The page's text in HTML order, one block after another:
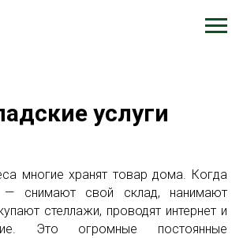
услуги
многие хранят товар дома. Когда
— снимают свой склад, нанимают
стеллажи, проводят интернет и
Это огромные постоянные